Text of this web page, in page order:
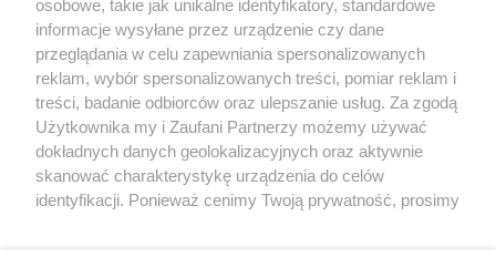
Nie zapomnij
zapoznać się z:
polityką prywatności regulamin korzystania z portali
Twojemiasto
Piekary Śląskie
Chorzów
Tarnowskie Góry
Skontaktuj sięz nami
Kontakt
Wydawca
Pogoda
osobowe, takie jak unikalne identyfikatory, standardowe
informacje wysyłane przez urządzenie czy dane
przeglądania w celu zapewniania spersonalizowanych
reklam, wybór spersonalizowanych treści, pomiar reklam i
treści, badanie odbiorców oraz ulepszanie usług. Za zgodą
Użytkownika my i Zaufani Partnerzy możemy używać
dokładnych danych geolokalizacyjnych oraz aktywnie
skanować charakterystykę urządzenia do celów
identyfikacji. Ponieważ cenimy Twoją prywatność, prosimy